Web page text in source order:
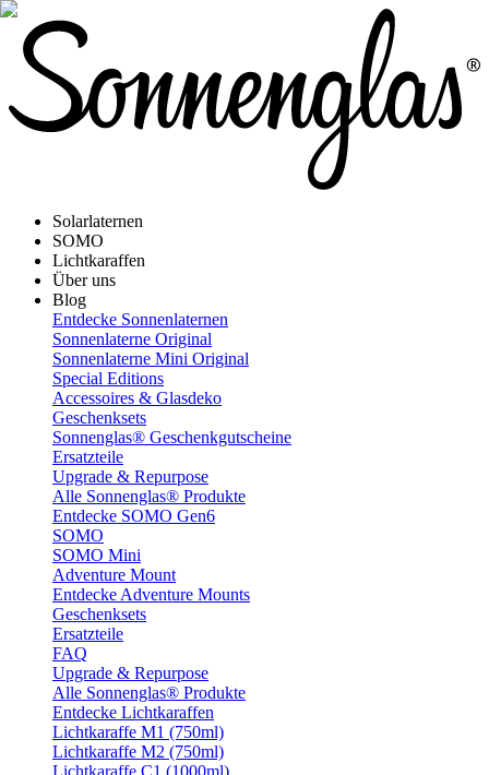
Solarlaternen
SOMO
Lichtkaraffen
Über uns
Blog
Entdecke Sonnenlaternen
Sonnenlaterne Original
Sonnenlaterne Mini Original
Special Editions
Accessoires & Glasdeko
Geschenksets
Sonnenglas® Geschenkgutscheine
Ersatzteile
Upgrade & Repurpose
Alle Sonnenglas® Produkte
Entdecke SOMO Gen6
SOMO
SOMO Mini
Adventure Mount
Entdecke Adventure Mounts
Geschenksets
Ersatzteile
FAQ
Upgrade & Repurpose
Alle Sonnenglas® Produkte
Entdecke Lichtkaraffen
Lichtkaraffe M1 (750ml)
Lichtkaraffe M2 (750ml)